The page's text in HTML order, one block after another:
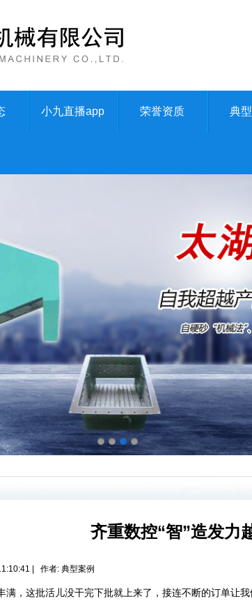
小九直播app 荣誉资质 典
齐重数控“智”造发力
| 作者: 典型案例
，这批活儿没干完下批就上来了，接连不断的订单让我